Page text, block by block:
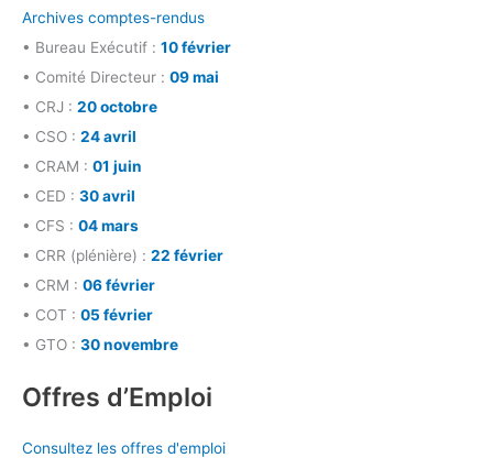
Archives comptes-rendus
• Bureau Exécutif : 10 février
• Comité Directeur : 09 mai
• CRJ : 20 octobre
• CSO : 24 avril
• CRAM : 01 juin
• CED : 30 avril
• CFS : 04 mars
• CRR (plénière) : 22 février
• CRM : 06 février
• COT : 05 février
• GTO : 30 novembre
Offres d’Emploi
Consultez les offres d'emploi